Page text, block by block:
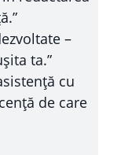
–
ta.”
cu
de care